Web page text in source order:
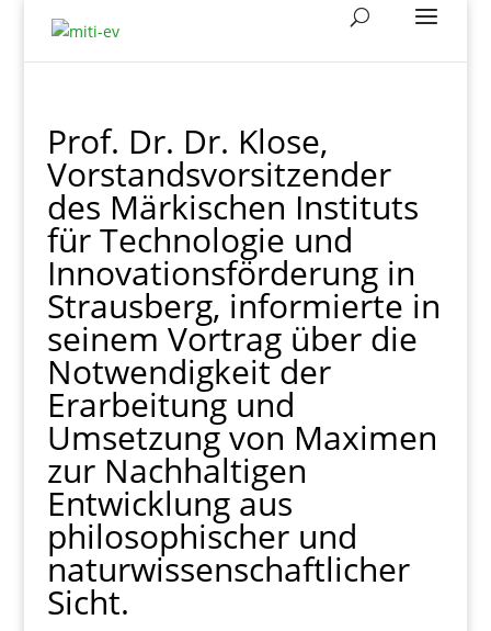
Prof. Dr. Dr. Klose,
Vorstandsvorsitzender
des Märkischen Instituts
für Technologie und
Innovationsförderung in
Strausberg, informierte in
seinem Vortrag über die
Notwendigkeit der
Erarbeitung und
Umsetzung von Maximen
zur Nachhaltigen
Entwicklung aus
philosophischer und
naturwissenschaftlicher
Sicht.